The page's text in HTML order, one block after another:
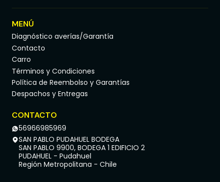
MENÚ
Diagnóstico averías/Garantía
Contacto
Carro
Términos y Condiciones
Política de Reembolso y Garantías
Despachos y Entregas
CONTACTO
56966985969
SAN PABLO PUDAHUEL BODEGA
SAN PABLO 9900, BODEGA 1 EDIFICIO 2
PUDAHUEL - Pudahuel
Región Metropolitana - Chile